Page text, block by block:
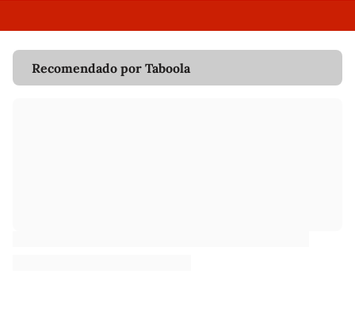
Recomendado por Taboola